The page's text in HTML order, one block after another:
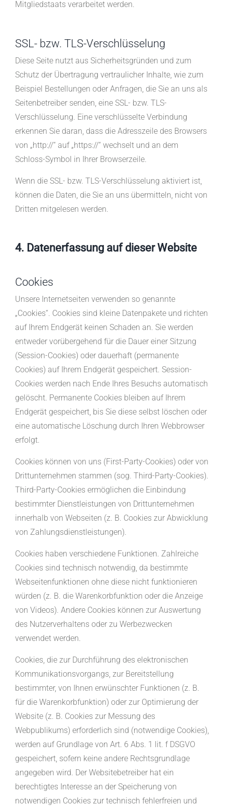
Mitgliedstaats verarbeitet werden.
SSL- bzw. TLS-Verschlüsselung
Diese Seite nutzt aus Sicherheitsgründen und zum
Schutz der Übertragung vertraulicher Inhalte, wie zum
Beispiel Bestellungen oder Anfragen, die Sie an uns als
Seitenbetreiber senden, eine SSL- bzw. TLS-
Verschlüsselung. Eine verschlüsselte Verbindung
erkennen Sie daran, dass die Adresszeile des Browsers
von „http://“ auf „https://“ wechselt und an dem
Schloss-Symbol in Ihrer Browserzeile.
Wenn die SSL- bzw. TLS-Verschlüsselung aktiviert ist,
können die Daten, die Sie an uns übermitteln, nicht von
Dritten mitgelesen werden.
4. Datenerfassung auf dieser Website
Cookies
Unsere Internetseiten verwenden so genannte
„Cookies“. Cookies sind kleine Datenpakete und richten
auf Ihrem Endgerät keinen Schaden an. Sie werden
entweder vorübergehend für die Dauer einer Sitzung
(Session-Cookies) oder dauerhaft (permanente
Cookies) auf Ihrem Endgerät gespeichert. Session-
Cookies werden nach Ende Ihres Besuchs automatisch
gelöscht. Permanente Cookies bleiben auf Ihrem
Endgerät gespeichert, bis Sie diese selbst löschen oder
eine automatische Löschung durch Ihren Webbrowser
erfolgt.
Cookies können von uns (First-Party-Cookies) oder von
Drittunternehmen stammen (sog. Third-Party-Cookies).
Third-Party-Cookies ermöglichen die Einbindung
bestimmter Dienstleistungen von Drittunternehmen
innerhalb von Webseiten (z. B. Cookies zur Abwicklung
von Zahlungsdienstleistungen).
Cookies haben verschiedene Funktionen. Zahlreiche
Cookies sind technisch notwendig, da bestimmte
Webseitenfunktionen ohne diese nicht funktionieren
würden (z. B. die Warenkorbfunktion oder die Anzeige
von Videos). Andere Cookies können zur Auswertung
des Nutzerverhaltens oder zu Werbezwecken
verwendet werden.
Cookies, die zur Durchführung des elektronischen
Kommunikationsvorgangs, zur Bereitstellung
bestimmter, von Ihnen erwünschter Funktionen (z. B.
für die Warenkorbfunktion) oder zur Optimierung der
Website (z. B. Cookies zur Messung des
Webpublikums) erforderlich sind (notwendige Cookies),
werden auf Grundlage von Art. 6 Abs. 1 lit. f DSGVO
gespeichert, sofern keine andere Rechtsgrundlage
angegeben wird. Der Websitebetreiber hat ein
berechtigtes Interesse an der Speicherung von
notwendigen Cookies zur technisch fehlerfreien und